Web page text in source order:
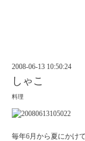
2008-06-13 10:50:24
しゃこ
料理
毎年6月から夏にかけ